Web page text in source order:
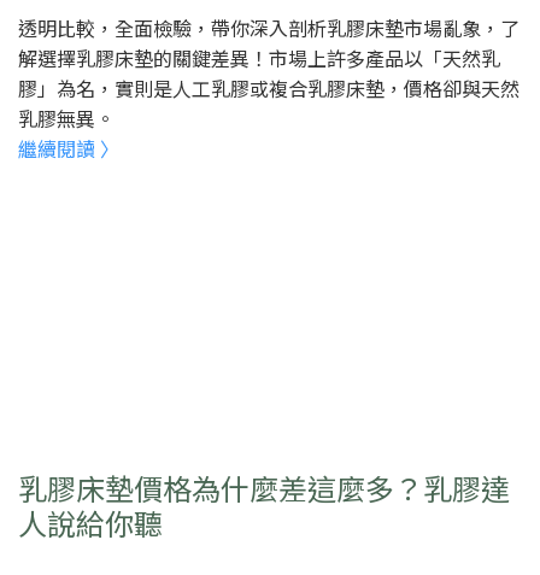
透明比較，全面檢驗，帶你深入剖析乳膠床墊市場亂象，了
解選擇乳膠床墊的關鍵差異！市場上許多產品以「天然乳
膠」為名，實則是人工乳膠或複合乳膠床墊，價格卻與天然
乳膠無異。
繼續閱讀 〉
乳膠床墊價格為什麼差這麼多？乳膠達
人說給你聽